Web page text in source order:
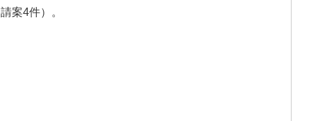
案4件）。